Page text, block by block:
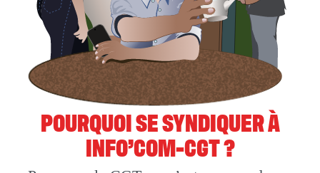
POURQUOI SE SYNDIQUER À
INFO’COM-CGT ?